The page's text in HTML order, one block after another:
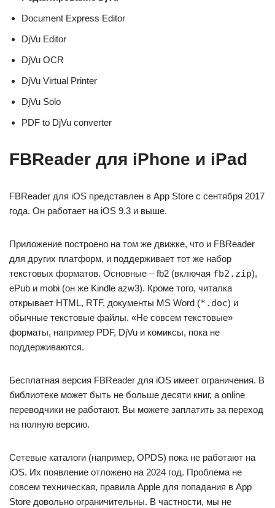
Document Express Editor
DjVu Editor
DjVu OCR
DjVu Virtual Printer
DjVu Solo
PDF to DjVu converter
FBReader для iPhone и iPad
FBReader для iOS представлен в App Store с сентября 2017
года. Он работает на iOS 9.3 и выше.
Приложение построено на том же движке, что и FBReader
для других платформ, и поддерживает тот же набор
текстовых форматов. Основные – fb2 (включая fb2.zip),
ePub и mobi (он же Kindle azw3). Кроме того, читалка
открывает HTML, RTF, документы MS Word (*.doc) и
обычные текстовые файлы. «Не совсем текстовые»
форматы, например PDF, DjVu и комиксы, пока не
поддерживаются.
Бесплатная версия FBReader для iOS имеет ограничения. В
библиотеке может быть не больше десяти книг, а online
переводчики не работают. Вы можете заплатить за переход
на полную версию.
Сетевые каталоги (например, OPDS) пока не работают на
iOS. Их появление отложено на 2024 год. Проблема не
совсем техническая, правила Apple для попадания в App
Store довольно ограничительны. В частности, мы не